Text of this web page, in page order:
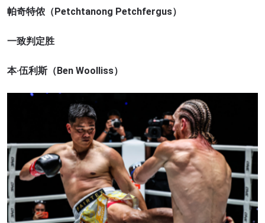
帕奇特侬（Petchtanong Petchfergus）
一致判定胜
本·伍利斯（Ben Woolliss）